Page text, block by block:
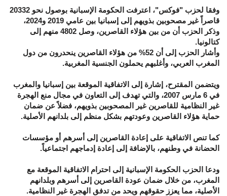
وفقا لحزب "فوكس"، اعترفت الحكومة الإسبانية بوصول نحو 20332
قاصراً غير مصحوبين بذويهم إلى إسبانيا بين عامي 2019 و2024،
وذكر الحزب أن من بين هؤلاء القاصرين، وصل 4802 منهم إلى
كتالونيا.
وأشار الحزب إلى أن 52% من هؤلاء القاصرين ينحدرون من دول
المغرب العربي، وأغلبهم يحملون الجنسية المغربية.
ويتضمن المقترح، إشارة إلى الاتفاقية الموقعة بين إسبانيا والمغرب
في 6 مارس 2007، والتي تهدف إلى التعاون في مجال منع الهجرة
غير النظامية للقاصرين غير المصحوبين بذويهم، فضلاً عن ضمان
حماية هؤلاء القاصرين وعودتهم بشكل منظم إلى بلدانهم الأصلية.
كما تنص الاتفاقية على إعادة القاصرين إلى أسرهم أو مؤسسات
الحضانة في وطنهم، بالإضافة إلى إعادة إدماجهم اجتماعياً.
ودعا الحزب الحكومة الإسبانية إلى احترام الاتفاقية الموقعة مع
المغرب، من خلال ضمان عودة القاصرين إلى أسرهم وبلدانهم
الأصلية، مما يعزز حقوقهم ويحد من تدفق الهجرة غير النظامية.